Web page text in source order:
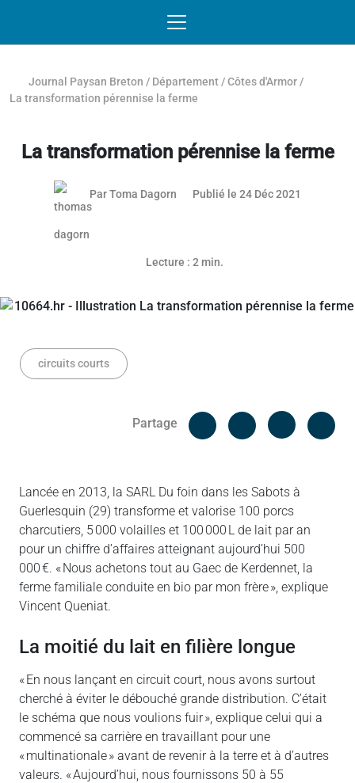
Journal Paysan Breton / Département /Côtes d'Armor /
La transformation pérennise la ferme
La transformation pérennise la ferme
ParToma Dagorn Publié le 24 Déc 2021
Lecture : 2 min.
circuits courts
Partage
Facebook
Lancée en 2013, la SARL Du foin dans les Sabots à
Guerlesquin (29) transforme et valorise 100 porcs
charcutiers, 5 000 volailles et 100 000 L de lait par an
pour un chiffre d’affaires atteignant aujourd’hui 500
000 €. « Nous achetons tout au Gaec de Kerdennet, la
ferme familiale conduite en bio par mon frère », explique
Vincent Queniat.
La moitié du lait en filière longue
« En nous lançant en circuit court, nous avons surtout
cherché à éviter le débouché grande distribution. C’était
le schéma que nous voulions fuir », explique celui qui a
commencé sa carrière en travaillant pour une
« multinationale » avant de revenir à la terre et à d’autres
valeurs. « Aujourd’hui, nous fournissons 50 à 55